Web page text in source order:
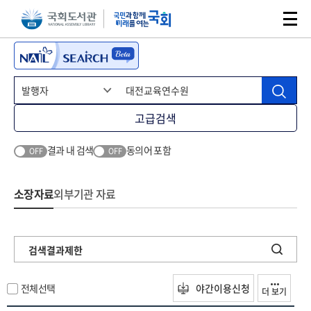
본문 바로가기주메뉴 바로가기
고급검색
OFF 결과 내 검색 OFF 동의어 포함
소장자료외부기관 자료
검색결과제한
전체선택 야간이용신청 더 보기